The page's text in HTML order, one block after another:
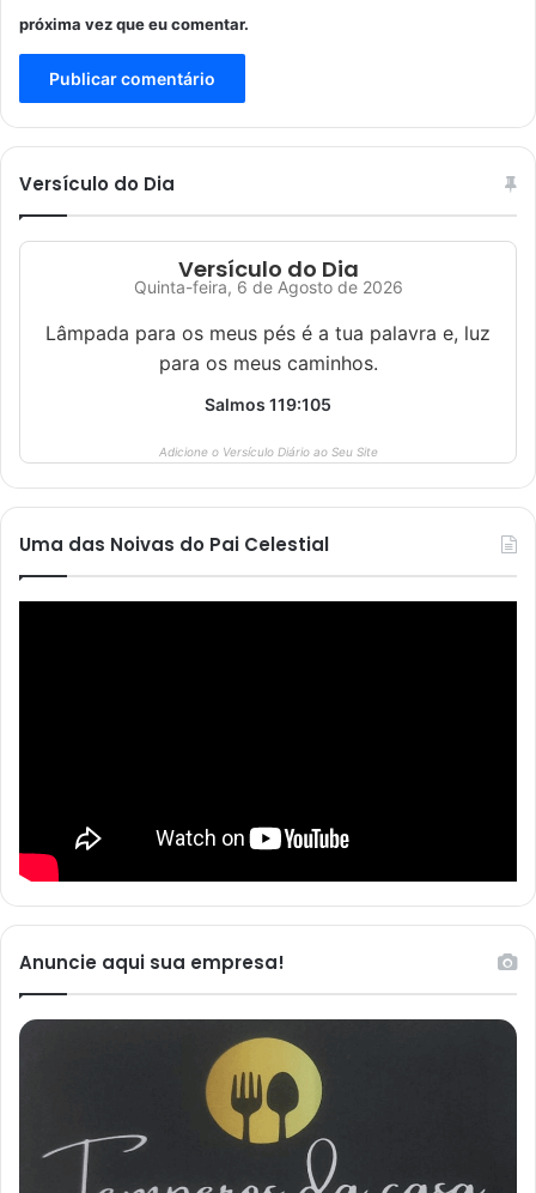
próxima vez que eu comentar.
Versículo do Dia
Versículo do Dia
Quinta-feira, 6 de Agosto de 2026
Lâmpada para os meus pés é a tua palavra e, luz
para os meus caminhos.
Salmos 119:105
Adicione o Versículo Diário ao Seu Site
Uma das Noivas do Pai Celestial
Anuncie aqui sua empresa!